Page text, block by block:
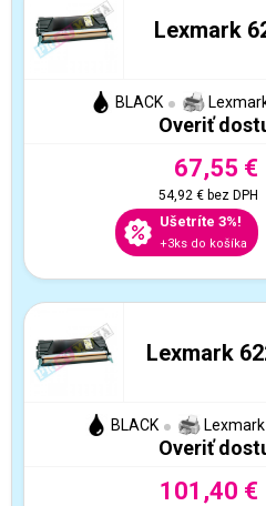
Lexmark
BLACK
Overiť
67,55 €
54,92 €bez DPH
Ušetríte 3%!
+3ks do košíka
Lexmark
BLACK Lexmark
Overiť
101,40 €